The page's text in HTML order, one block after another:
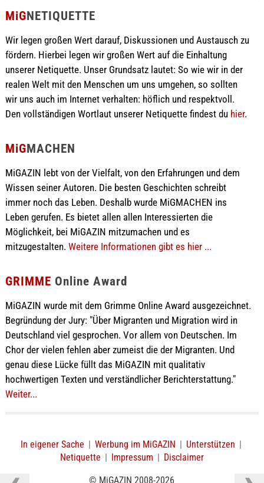
MiGNETIQUETTE
Wir legen großen Wert darauf, Diskussionen und Austausch zu
fördern. Hierbei legen wir großen Wert auf die Einhaltung
unserer Netiquette. Unser Grundsatz lautet: So wie wir in der
realen Welt mit den Menschen um uns umgehen, so sollten
wir uns auch im Internet verhalten: höflich und respektvoll.
Den vollständigen Wortlaut unserer Netiquette findest du hier.
MiGMACHEN
MiGAZIN lebt von der Vielfalt, von den Erfahrungen und dem
Wissen seiner Autoren. Die besten Geschichten schreibt
immer noch das Leben. Deshalb wurde MiGMACHEN ins
Leben gerufen. Es bietet allen allen Interessierten die
Möglichkeit, bei MiGAZIN mitzumachen und es
mitzugestalten. Weitere Informationen gibt es hier ...
GRIMME Online Award
MiGAZIN wurde mit dem Grimme Online Award ausgezeichnet.
Begründung der Jury: "Über Migranten und Migration wird in
Deutschland viel gesprochen. Vor allem von Deutschen. Im
Chor der vielen fehlen aber zumeist die der Migranten. Und
genau diese Lücke füllt das MiGAZIN mit qualitativ
hochwertigen Texten und verständlicher Berichterstattung."
Weiter...
In eigener Sache | Werbung im MiGAZIN | Unterstützen |
Netiquette | Impressum | Disclaimer
© MiGAZIN 2008-2026